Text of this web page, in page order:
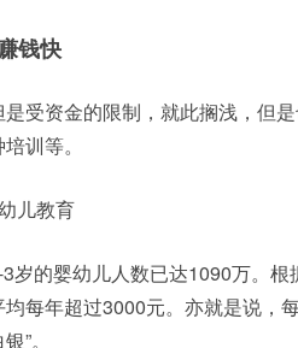
钱快
受资金的限制，就此搁浅，但
训等。
儿教育
岁的婴幼儿人数已达1090万。根
每年超过3000元。亦就是说，
”。